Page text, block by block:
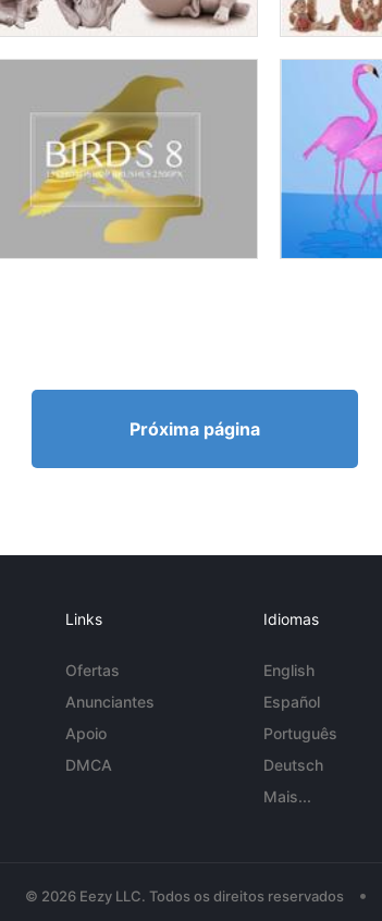
Próxima página
Links
Ofertas
Anunciantes
Apoio
DMCA
Idiomas
English
Español
Português
Deutsch
Mais...
© 2026 Eezy LLC. Todos os direitos reservados •